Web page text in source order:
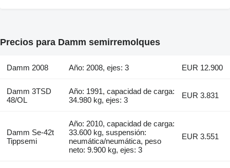
Precios para Damm semirremolques
Damm 2008 Año: 2008, ejes: 3 EUR 12.900
Damm 3TSD
48/OL
Año: 1991, capacidad de carga:
34.980 kg, ejes: 3
EUR 3.831
Damm Se-42t
Tippsemi
Año: 2010, capacidad de carga:
33.600 kg, suspensión:
neumática/neumática, peso
neto: 9.900 kg, ejes: 3
EUR 3.551